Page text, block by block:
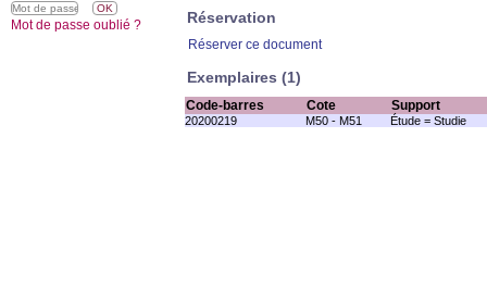
Réservation
Réserver ce document
Exemplaires (1)
Code-barres Cote Support
20200219 M50 - M51 Étude = Studie
Mot de passe oublié ?